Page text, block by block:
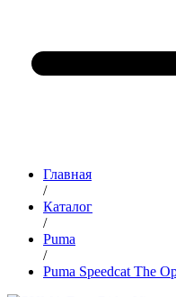
Главная
/
Каталог
/
Puma
/
Puma Speedcat The